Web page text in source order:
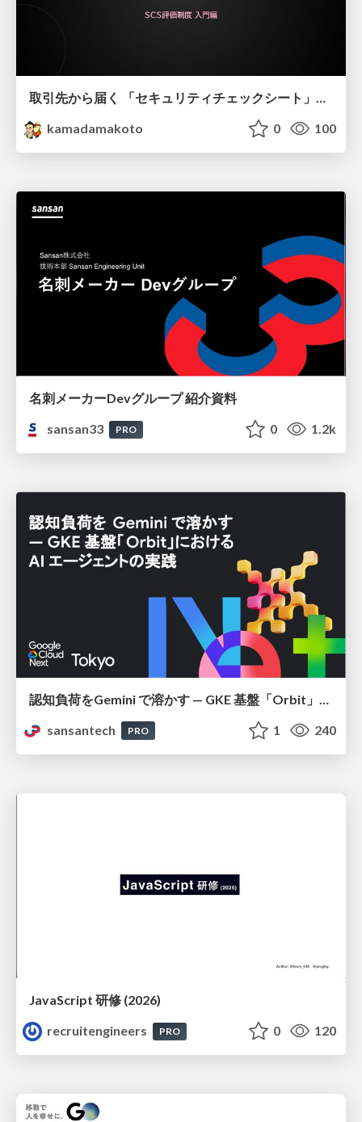
取引先から届く 「セキュリティチェックシート」の読み解き方
kamadamakoto
0 100
名刺メーカーDevグループ 紹介資料
sansan33
PRO 0 1.2k
sansantech
PRO 1 240
JavaScript 研修 (2026)
recruitengineers
PRO 0 120